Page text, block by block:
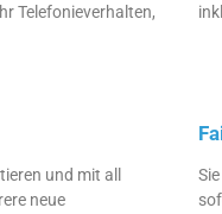
Telefonieverhalten,
und mit all
neue